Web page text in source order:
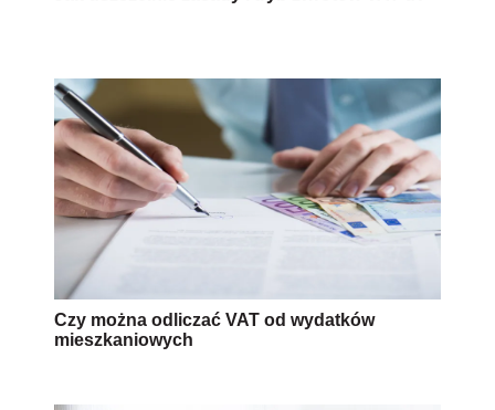
Czy można odliczać VAT od wydatków
mieszkaniowych